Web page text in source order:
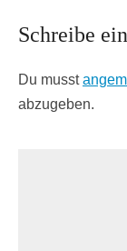
Schreibe
Du musst
abzugeben.